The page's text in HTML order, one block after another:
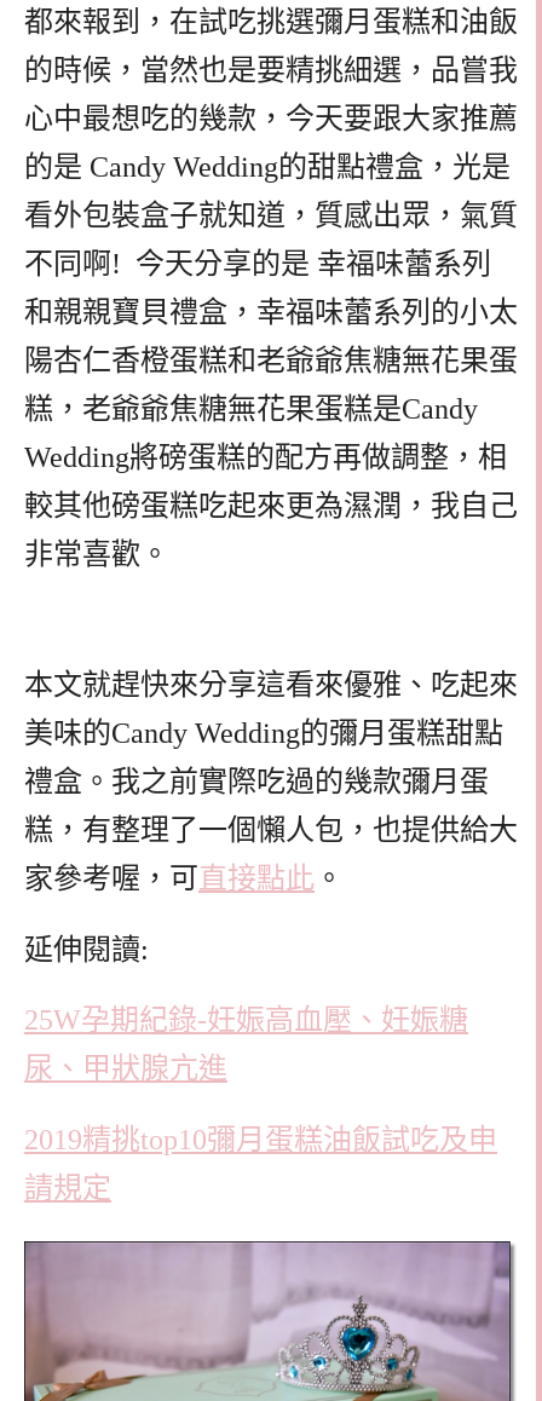
都來報到，在試吃挑選彌月蛋糕和油飯
的時候，當然也是要精挑細選，品嘗我
心中最想吃的幾款，今天要跟大家推薦
的是 Candy Wedding的甜點禮盒，光是
看外包裝盒子就知道，質感出眾，氣質
不同啊! 今天分享的是 幸福味蕾系列
和親親寶貝禮盒，幸福味蕾系列的小太
陽杏仁香橙蛋糕和老爺爺焦糖無花果蛋
糕，老爺爺焦糖無花果蛋糕是Candy
Wedding將磅蛋糕的配方再做調整，相
較其他磅蛋糕吃起來更為濕潤，我自己
非常喜歡。
本文就趕快來分享這看來優雅、吃起來
美味的Candy Wedding的彌月蛋糕甜點
禮盒。我之前實際吃過的幾款彌月蛋
糕，有整理了一個懶人包，也提供給大
家參考喔，可直接點此 。
延伸閱讀:
25W孕期紀錄-妊娠高血壓、妊娠糖
尿、甲狀腺亢進
2019精挑top10彌月蛋糕油飯試吃及申
請規定